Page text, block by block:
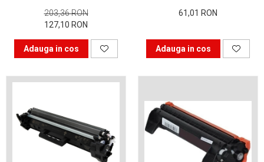
203,36 RON
127,10 RON
Adauga in cos
61,01 RON
Adauga in cos